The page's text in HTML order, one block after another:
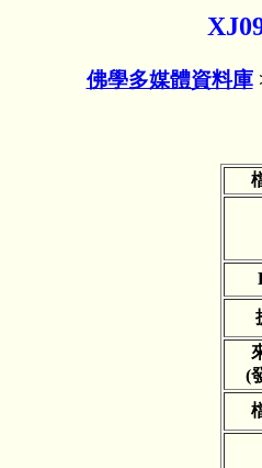
佛學多媒體資料庫
(